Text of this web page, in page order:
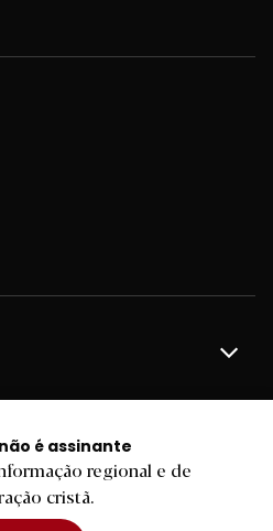
é assinante
regional e de
cristã.